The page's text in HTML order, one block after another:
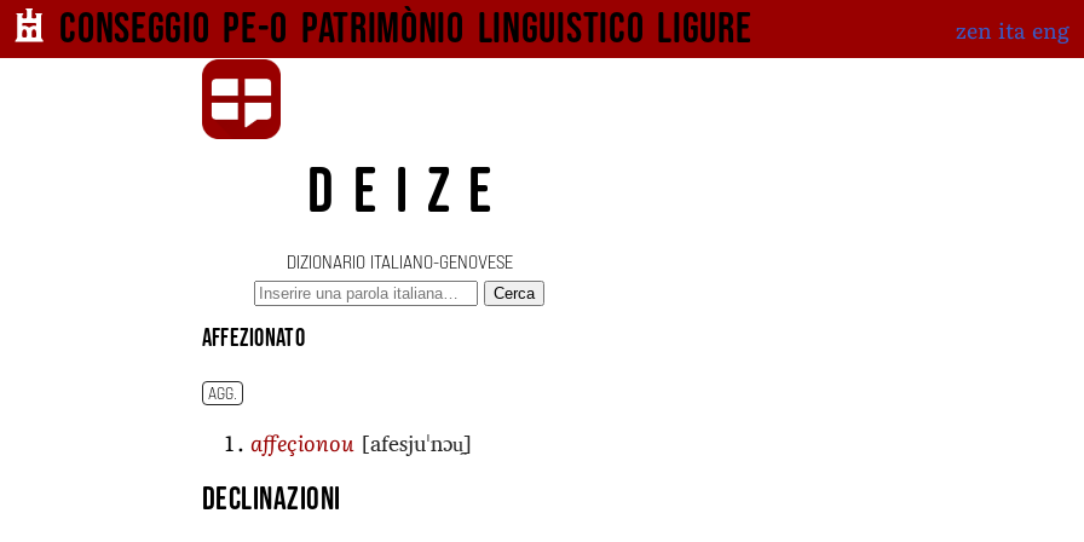
Conseggio pe-o patrimònio linguistico ligure zen ita eng
DEIZE
DIZIONARIO ITALIANO-GENOVESE
Cerca
affezionato
AGG.
affeçionou [afesjuˈnɔu̯]
Declinazioni